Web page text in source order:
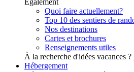
Quoi faire actuellement?
Top 10 des sentiers de
Nos destinations
Cartes et brochures
Renseignements utiles
À la recherche d'idées vacances ?
Hébergement